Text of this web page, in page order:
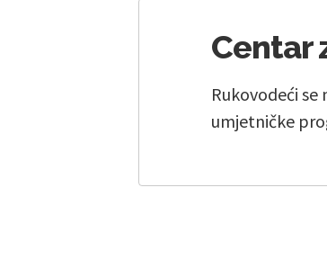
Centar
Rukovodeći
umjetničke